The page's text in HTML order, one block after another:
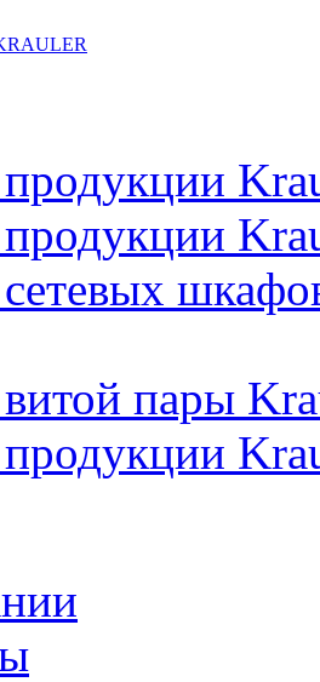
продукции
продукции
витой пары
продукции